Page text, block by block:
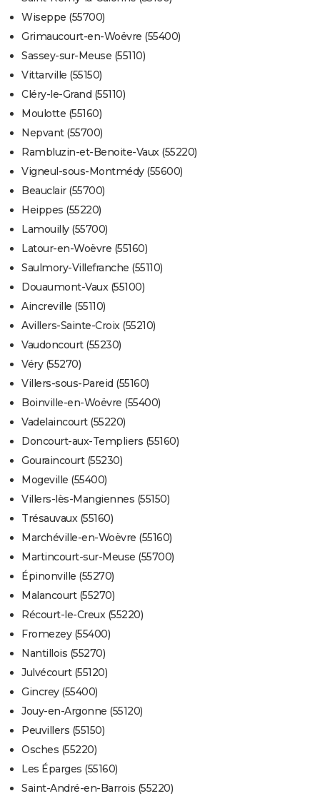
Wiseppe (55700)
Grimaucourt-en-Woëvre (55400)
Sassey-sur-Meuse (55110)
Vittarville (55150)
Cléry-le-Grand (55110)
Moulotte (55160)
Nepvant (55700)
Rambluzin-et-Benoite-Vaux (55220)
Vigneul-sous-Montmédy (55600)
Beauclair (55700)
Heippes (55220)
Lamouilly (55700)
Latour-en-Woëvre (55160)
Saulmory-Villefranche (55110)
Douaumont-Vaux (55100)
Aincreville (55110)
Avillers-Sainte-Croix (55210)
Vaudoncourt (55230)
Véry (55270)
Villers-sous-Pareid (55160)
Boinville-en-Woëvre (55400)
Vadelaincourt (55220)
Doncourt-aux-Templiers (55160)
Gouraincourt (55230)
Mogeville (55400)
Villers-lès-Mangiennes (55150)
Trésauvaux (55160)
Marchéville-en-Woëvre (55160)
Martincourt-sur-Meuse (55700)
Épinonville (55270)
Malancourt (55270)
Récourt-le-Creux (55220)
Fromezey (55400)
Nantillois (55270)
Julvécourt (55120)
Gincrey (55400)
Jouy-en-Argonne (55120)
Peuvillers (55150)
Osches (55220)
Les Éparges (55160)
Saint-André-en-Barrois (55220)